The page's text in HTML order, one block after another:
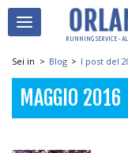
RUNNING SERVICE -
Sei in > Blog > I post del
MAGGIO 2016